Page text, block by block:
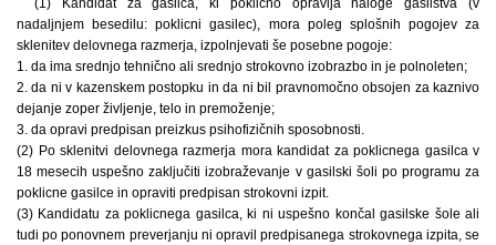
(1) Kandidat za gasilca, ki poklicno opravlja naloge gasilstva (v
nadaljnjem besedilu: poklicni gasilec), mora poleg splošnih pogojev za
sklenitev delovnega razmerja, izpolnjevati še posebne pogoje:
1. da ima srednjo tehnično ali srednjo strokovno izobrazbo in je polnoleten;
2. da ni v kazenskem postopku in da ni bil pravnomočno obsojen za kaznivo
dejanje zoper življenje, telo in premoženje;
3. da opravi predpisan preizkus psihofizičnih sposobnosti.
(2) Po sklenitvi delovnega razmerja mora kandidat za poklicnega gasilca v
18 mesecih uspešno zaključiti izobraževanje v gasilski šoli po programu za
poklicne gasilce in opraviti predpisan strokovni izpit.
(3) Kandidatu za poklicnega gasilca, ki ni uspešno končal gasilske šole ali
tudi po ponovnem preverjanju ni opravil predpisanega strokovnega izpita, se